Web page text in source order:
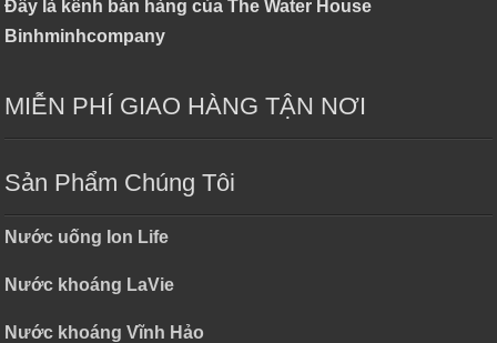
Đây là kênh bán hàng của The Water House
Binhminhcompany
MIỄN PHÍ GIAO HÀNG TẬN NƠI
Sản Phẩm Chúng Tôi
Nước uống Ion Life
Nước khoáng LaVie
Nước khoáng Vĩnh Hảo